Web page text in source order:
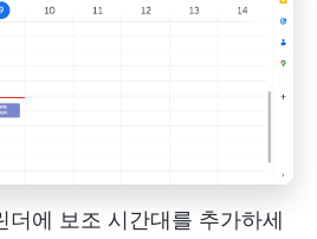
더에 보조 시간대를 추가하세